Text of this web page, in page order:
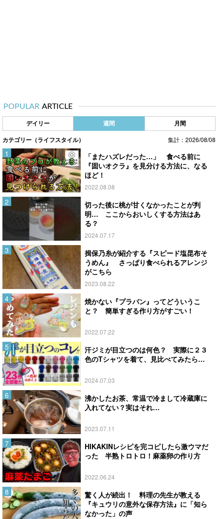
POPULAR ARTICLE
デイリー 週間 月間
カテゴリー（ライフスタイル） 集計：2026/08/08
「またハズレだった…」 食べる前に
『固いオクラ』を見分ける方法に、なる
ほど！
2022.08.08
切った後に桃が甘くなかったことが判
明… ここからおいしくする方法はあ
る？
2024.07.17
揖保乃糸が紹介する『スピード塩昆布そ
うめん』 さっぱり食べられるアレンジ
がこちら
2023.08.22
焼かない『プラバン』ってどういうこ
と？ 簡単すぎる作り方がすごい！
2022.07.22
汗ジミが目立つのは何色？ 実際に２３
色のTシャツを着て、見比べてみたら…
2024.07.03
沸かしたお茶、常温で冷まして冷蔵庫に
入れてない？実はそれ…
2023.07.11
HIKAKINレシピを完コピしたら激ウマだ
った 半熟トロトロ！麻薬卵の作り方
2022.06.24
驚く人が続出！ 料理の先生が教える
『キュウリの意外な保存方法』に「知ら
なかった」の声